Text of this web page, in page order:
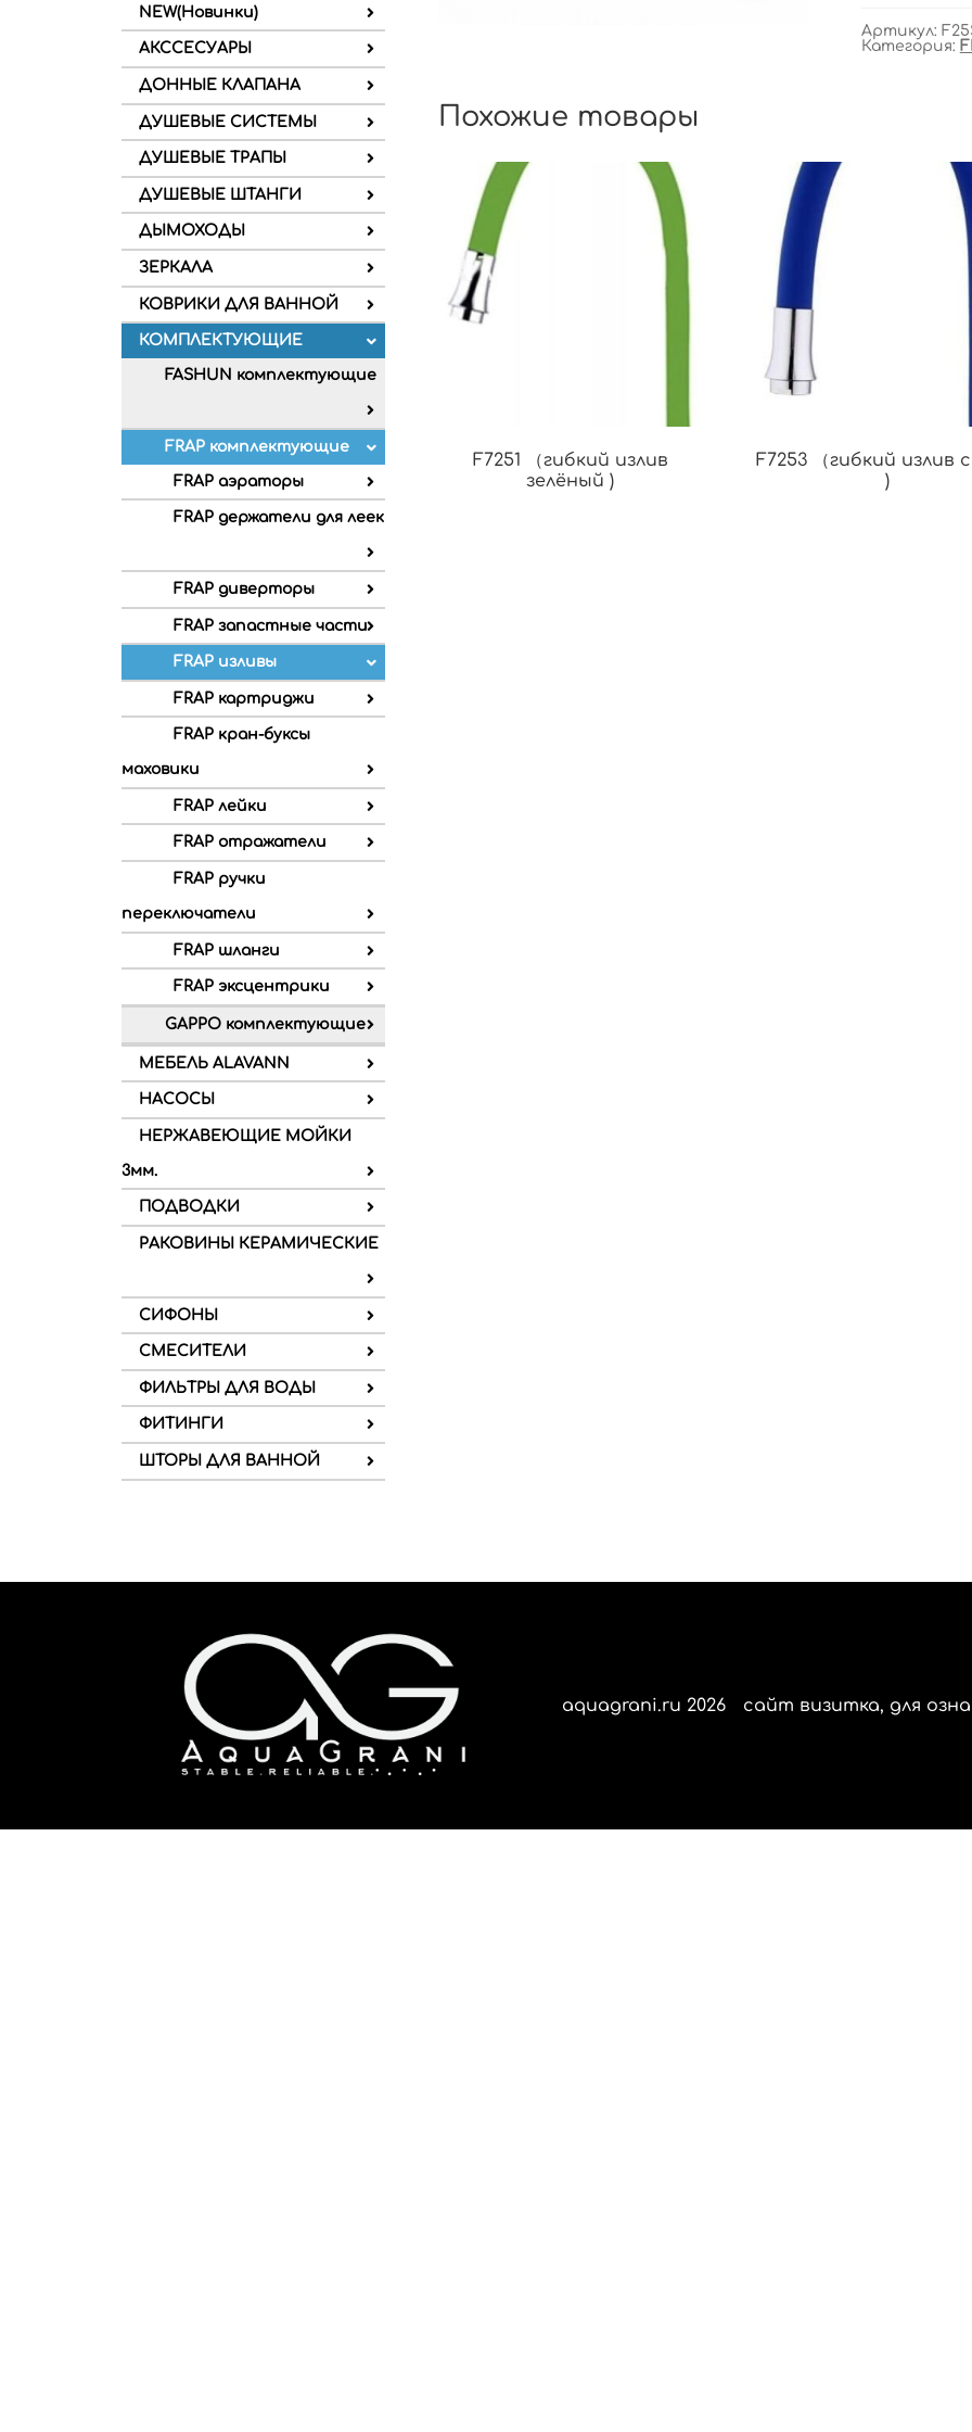
NEW(Новинки)
АКССЕСУАРЫ
ДОННЫЕ КЛАПАНА
ДУШЕВЫЕ СИСТЕМЫ
ДУШЕВЫЕ ТРАПЫ
ДУШЕВЫЕ ШТАНГИ
ДЫМОХОДЫ
ЗЕРКАЛА
КОВРИКИ ДЛЯ ВАННОЙ
КОМПЛЕКТУЮЩИЕ
FASHUN комплектующие
FRAP комплектующие
FRAP аэраторы
FRAP держатели для леек
FRAP диверторы
FRAP запастные части
FRAP изливы
FRAP картриджи
FRAP кран-буксы
маховики
FRAP лейки
FRAP отражатели
FRAP ручки
переключатели
FRAP шланги
FRAP эксцентрики
GAPPO комплектующие
МЕБЕЛЬ ALAVANN
НАСОСЫ
НЕРЖАВЕЮЩИЕ МОЙКИ
3мм.
ПОДВОДКИ
РАКОВИНЫ КЕРАМИЧЕСКИЕ
СИФОНЫ
СМЕСИТЕЛИ
ФИЛЬТРЫ ДЛЯ ВОДЫ
ФИТИНГИ
ШТОРЫ ДЛЯ ВАННОЙ
Артикул:
Категория:
Похожие товары
F7251 （гибкий излив
зелёный )
F7253 （гибкий излив
)
aquagrani.ru 2026 сайт визитка, для